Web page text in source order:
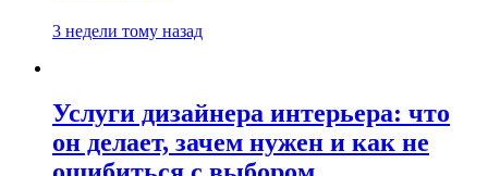
3 недели тому назад
Услуги дизайнера интерьера: что
он делает, зачем нужен и как не